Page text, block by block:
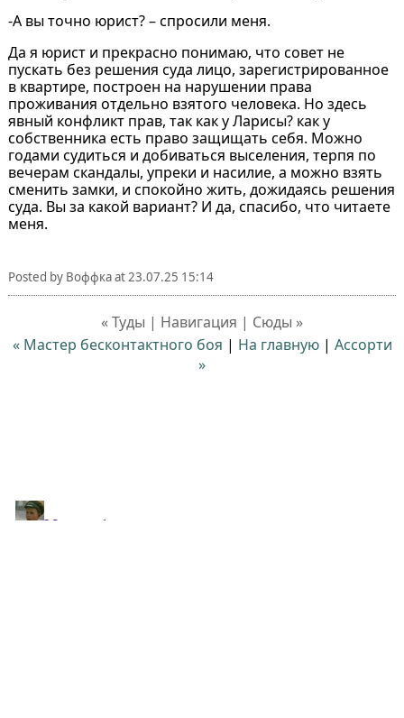
-А вы точно юрист? – спросили меня.
Да я юрист и прекрасно понимаю, что совет не
пускать без решения суда лицо, зарегистрированное
в квартире, построен на нарушении права
проживания отдельно взятого человека. Но здесь
явный конфликт прав, так как у Ларисы? как у
собственника есть право защищать себя. Можно
годами судиться и добиваться выселения, терпя по
вечерам скандалы, упреки и насилие, а можно взять
сменить замки, и спокойно жить, дожидаясь решения
суда. Вы за какой вариант? И да, спасибо, что читаете
меня.
Posted by Воффкаat 23.07.25 15:14
« Туды | Навигация | Сюды »
« Мастер бесконтактного боя | На главную| Ассорти
»